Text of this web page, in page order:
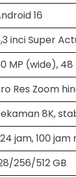
16
inci Super
MP (wide),
Res Zoom
8K,
jam, 100
256/512 GB